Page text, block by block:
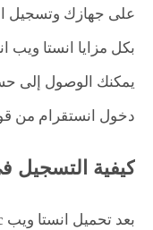
على جهازك وتسجيل
بكل مزايا انستا
يمكنك الوصول إلى
دخول انستقرام من
كيفية التسجيل